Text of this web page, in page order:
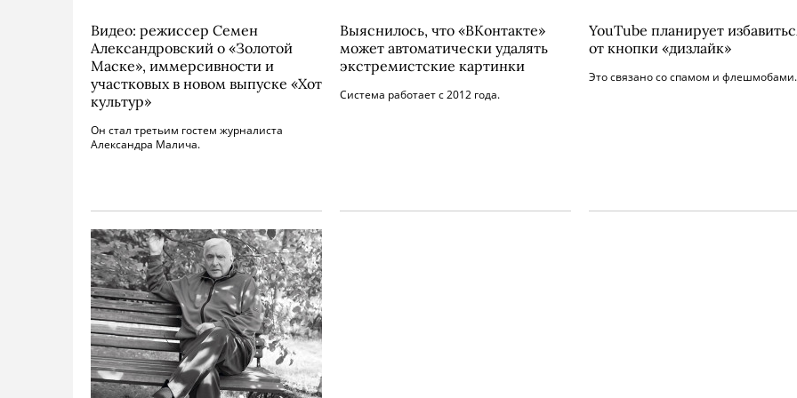
Видео: режиссер Семен
Александровский о «Золотой
Маске», иммерсивности и
участковых в новом выпуске «Хот
культур»
Он стал третьим гостем журналиста
Александра Малича.
Выяснилось, что «ВКонтакте»
может автоматически удалять
экстремистские картинки
Система работает с 2012 года.
YouTube планирует
от кнопки «дизлайк»
Это связано со спамом и флешмобами.